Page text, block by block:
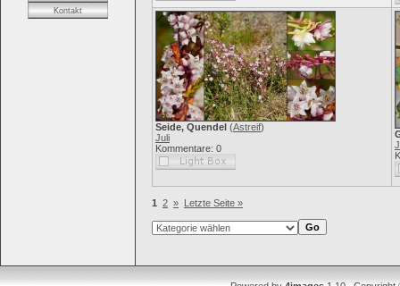
Kontakt
Seide, Quendel (Astreif)
Juli
Kommentare: 0
1 2 » Letzte Seite »